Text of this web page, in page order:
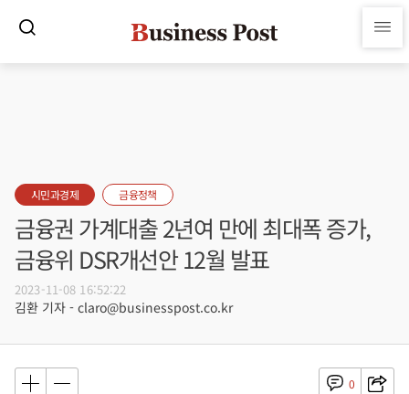
시민과경제 금융정책
금융권 가계대출 2년여 만에 최대폭 증가,
금융위 DSR개선안 12월 발표
2023-11-08 16:52:22
김환 기자 - claro@businesspost.co.kr
0